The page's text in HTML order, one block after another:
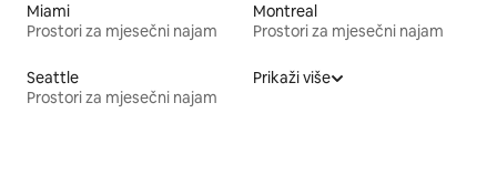
Miami
Prostori za mjesečni najam
Montreal
Prostori za mjesečni najam
Seattle
Prostori za mjesečni najam
Prikaži više